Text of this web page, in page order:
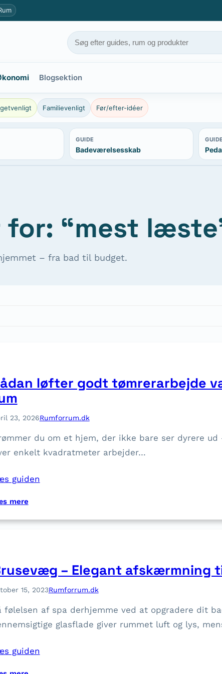
Blogsektion
Familievenligt Før/efter-idéer
GUIDE
Badeværelsesskab
GUIDE
“mest
– fra bad til budget.
løfter godt tømrerarbejde
23, 2026Rumforrum.dk
du om et hjem, der ikke bare ser dyrere
enkelt kvadratmeter arbejder…
guiden
mere:
å
l
t
e
g
o
– Elegant afskærmning
15, 2023Rumforrum.dk
følelsen af spa derhjemme ved at opgradere dit
glasflade giver rummet luft og lys,
guiden